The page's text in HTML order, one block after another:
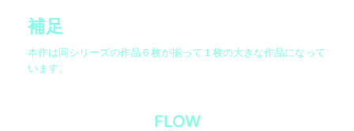
補足
本作は同シリーズの作品６枚が揃って１枚の大きな作品になって
います。
FLOW